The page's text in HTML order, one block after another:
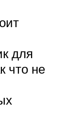
для
что не